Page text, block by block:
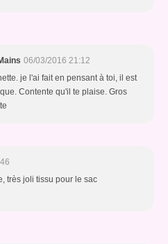
06/03/2016 21:12
je l'ai fait en pensant à toi, il est
Contente qu'il te plaise. Gros
très joli tissu pour le sac